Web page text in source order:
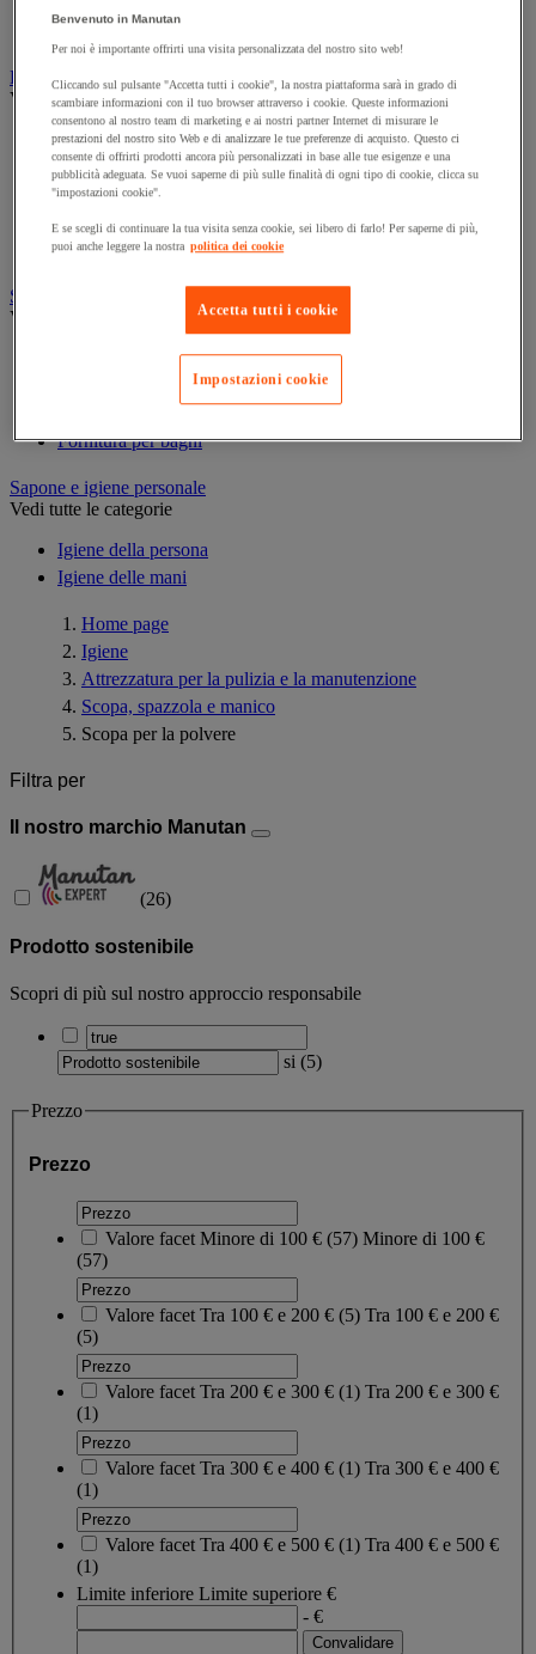
Spazzatrice
Prodotti per la pulizia
Vedi tutte le categorie
Deodorante
Detergenti per pavimenti e superfici varie
Detersivi e prodotti per biancheria
Prodotti per stoviglie
Prodotto di manutenzione per sanitari
Sanitari, doccia e bagno
Vedi tutte le categorie
Accessori per docce
Attrezzature da bagno
Fornitura per bagni
Sapone e igiene personale
Vedi tutte le categorie
Igiene della persona
Igiene delle mani
Home page
Igiene
Attrezzatura per la pulizia e la manutenzione
Scopa, spazzola e manico
Scopa per la polvere
Filtra per
Il nostro marchio Manutan
(26)
Prodotto sostenibile
Scopri di più sul nostro approccio responsabile
si (5)
Prezzo
Prezzo
Valore facet Minore di 100 € (57) Minore di 100 €
(57)
Valore facet Tra 100 € e 200 € (5) Tra 100 € e 200 €
(5)
Valore facet Tra 200 € e 300 € (1) Tra 200 € e 300 €
(1)
Valore facet Tra 300 € e 400 € (1) Tra 300 € e 400 €
(1)
Valore facet Tra 400 € e 500 € (1) Tra 400 € e 500 €
(1)
Limite inferiore Limite superiore €
- €
Benvenuto in Manutan
Per noi è importante offrirti una visita personalizzata del nostro sito web!
Cliccando sul pulsante "Accetta tutti i cookie", la nostra piattaforma sarà in grado di
scambiare informazioni con il tuo browser attraverso i cookie. Queste informazioni
consentono al nostro team di marketing e ai nostri partner Internet di misurare le
prestazioni del nostro sito Web e di analizzare le tue preferenze di acquisto. Questo ci
consente di offrirti prodotti ancora più personalizzati in base alle tue esigenze e una
pubblicità adeguata. Se vuoi saperne di più sulle finalità di ogni tipo di cookie, clicca su
"impostazioni cookie".
E se scegli di continuare la tua visita senza cookie, sei libero di farlo! Per saperne di più,
puoi anche leggere la nostra politica dei cookie
Accetta tutti i cookie
Impostazioni cookie